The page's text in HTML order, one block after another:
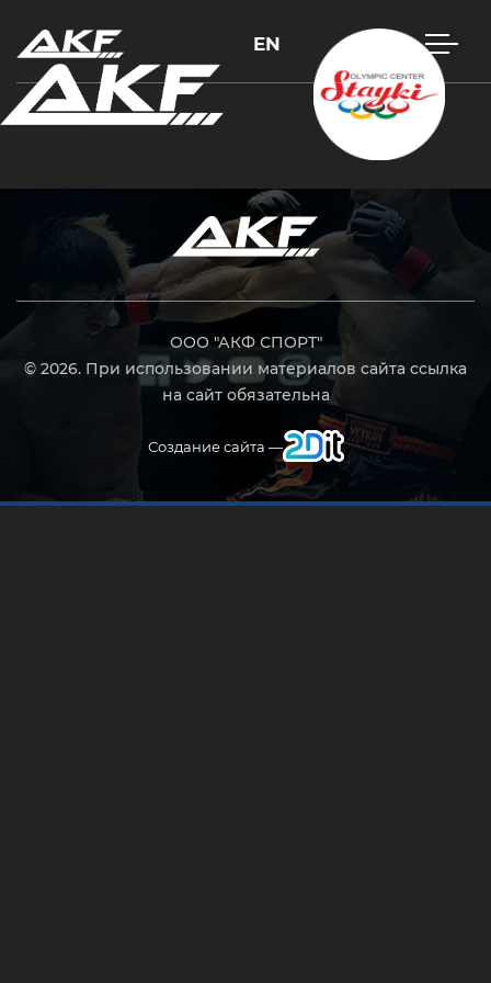
EN
ООО "АКФ СПОРТ"
© 2026. При использовании материалов сайта ссылка
на сайт обязательна
Создание сайта —
Нажмите Enter для поиска или Esc, чтобы закрыть